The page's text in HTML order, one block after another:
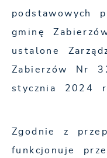
podstawowych
gminę
ustalone
Zabierzów Nr
stycznia 2024 r.
Zgodnie z
funkcjonuje